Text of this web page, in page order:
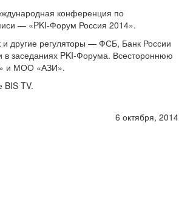
конференция по
— «PKI-Форум Россия 2014».
другие регуляторы — ФСБ, Банк России
в заседаниях PKI-Форума. Всестороннюю
и МОО «АЗИ».
BIS TV.
6 октября, 2014